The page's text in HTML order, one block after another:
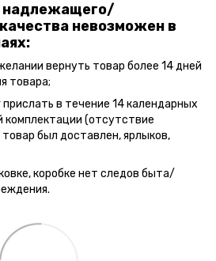
надлежащего/
невозможен в
вернуть товар более 14 дней
товара;
прислать в течение 14 календарных
комплектации (отсутствие
товар был доставлен, ярлыков,
коробке нет следов быта/